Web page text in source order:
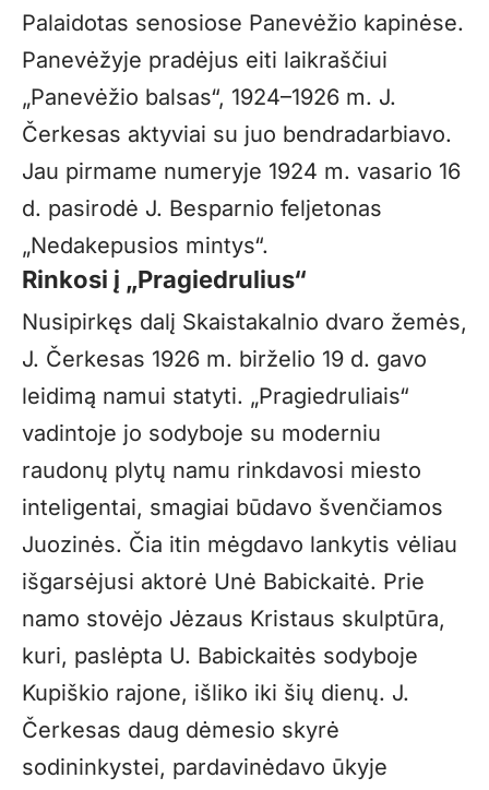
Palaidotas senosiose Panevėžio kapinėse.
Panevėžyje pradėjus eiti laikraščiui
„Panevėžio balsas“, 1924–1926 m. J.
Čerkesas aktyviai su juo bendradarbiavo.
Jau pirmame numeryje 1924 m. vasario 16
d. pasirodė J. Besparnio feljetonas
„Nedakepusios mintys“.
Rinkosi į „Pragiedrulius“
Nusipirkęs dalį Skaistakalnio dvaro žemės,
J. Čerkesas 1926 m. birželio 19 d. gavo
leidimą namui statyti. „Pragiedruliais“
vadintoje jo sodyboje su moderniu
raudonų plytų namu rinkdavosi miesto
inteligentai, smagiai būdavo švenčiamos
Juozinės. Čia itin mėgdavo lankytis vėliau
išgarsėjusi aktorė Unė Babickaitė. Prie
namo stovėjo Jėzaus Kristaus skulptūra,
kuri, paslėpta U. Babickaitės sodyboje
Kupiškio rajone, išliko iki šių dienų. J.
Čerkesas daug dėmesio skyrė
sodininkystei, pardavinėdavo ūkyje